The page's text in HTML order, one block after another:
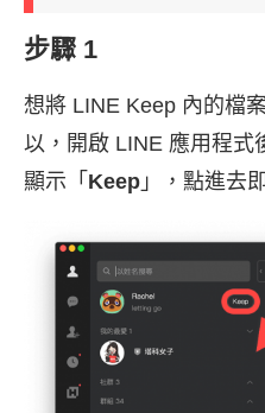
步驟 1
想將 LINE Keep 內的檔
以，開啟 LINE 應用程式
顯示「 Keep 」，點進去